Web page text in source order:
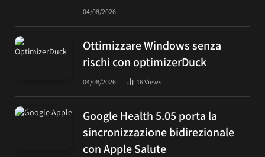
04/08/2026
Ottimizzare Windows senza
rischi con optimizerDuck
04/08/2026 16Views
Google Health 5.05 porta la
sincronizzazione bidirezionale
con Apple Salute